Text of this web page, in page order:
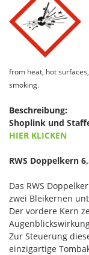
from heat, hot
smoking.
Beschreibung:
Shoplink und
HIER KLICKEN
RWS Doppelkern
Das RWS
zwei Bleikernen
Der vordere Kern
Zur Steuerung
einzigartige